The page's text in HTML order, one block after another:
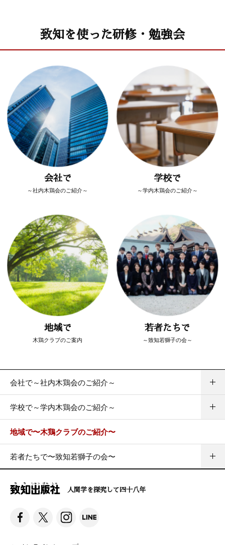
致知を使った研修・勉強会
会社で
～社内木鶏会のご紹介～
学校で
～学内木鶏会のご紹介～
地域で
木鶏クラブのご案内
若者たちで
～致知若獅子の会～
会社で～社内木鶏会のご紹介～
学校で～学内木鶏会のご紹介～
地域で〜木鶏クラブのご紹介〜
若者たちで〜致知若獅子の会〜
人間学を探究して四十八年